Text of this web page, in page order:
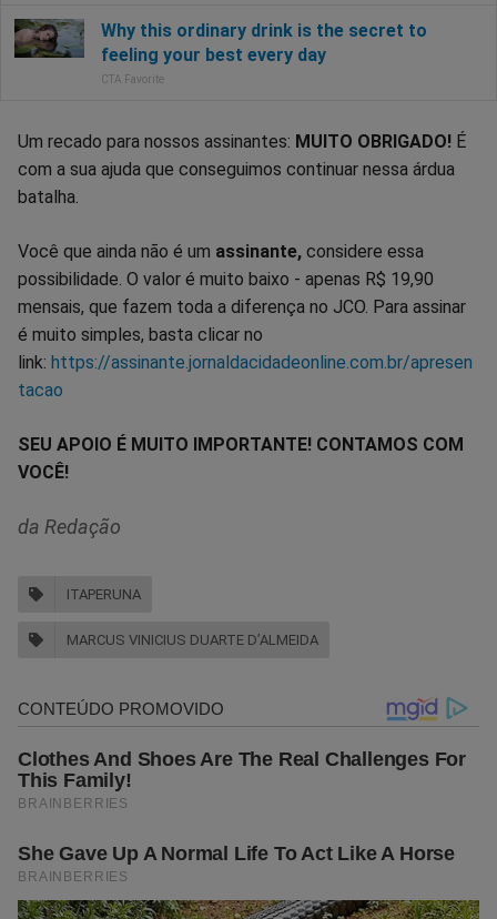
Um recado para nossos assinantes: MUITO OBRIGADO! É
com a sua ajuda que conseguimos continuar nessa árdua
batalha.
Você que ainda não é um assinante, considere essa
possibilidade. O valor é muito baixo - apenas R$ 19,90
mensais, que fazem toda a diferença no JCO. Para assinar
é muito simples, basta clicar no
link: https://assinante.jornaldacidadeonline.com.br/apresen
tacao
SEU APOIO É MUITO IMPORTANTE! CONTAMOS COM
VOCÊ!
da Redação
ITAPERUNA
MARCUS VINICIUS DUARTE D’ALMEIDA